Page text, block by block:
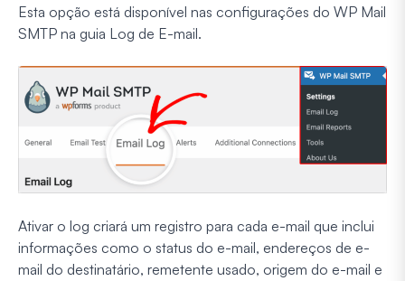
Esta opção está disponível nas configurações do WP Mail
SMTP na guia Log de E-mail.
Ativar o log criará um registro para cada e-mail que inclui
informações como o status do e-mail, endereços de e-
mail do destinatário, remetente usado, origem do e-mail e